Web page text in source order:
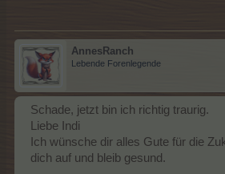
AnnesRanch
Lebende Forenlegende
Schade, jetzt bin ich richtig traurig.
Liebe Indi
Ich wünsche dir alles Gute für die
dich auf und bleib gesund.